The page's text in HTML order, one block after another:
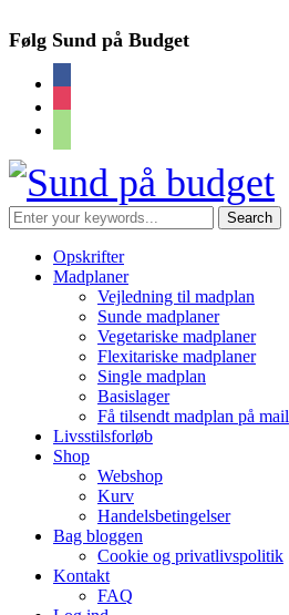
Følg Sund på Budget
Opskrifter
Madplaner
Vejledning til madplan
Sunde madplaner
Vegetariske madplaner
Flexitariske madplaner
Single madplan
Basislager
Få tilsendt madplan på mail
Livsstilsforløb
Shop
Webshop
Kurv
Handelsbetingelser
Bag bloggen
Cookie og privatlivspolitik
Kontakt
FAQ